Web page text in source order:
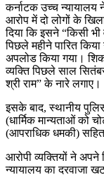
कर्नाटक उच्च
आरोप में दो लोगों के
दिया कि इसने “किसी
पिछले महीने पारित
अपलोड किया गया।
व्यक्ति पिछले साल
श्री राम” के नारे लगाए।
इसके बाद, स्थानीय
(धार्मिक मान्यताओं को
(आपराधिक धमकी)
आरोपी व्यक्तियों ने
न्यायालय का दरवाजा